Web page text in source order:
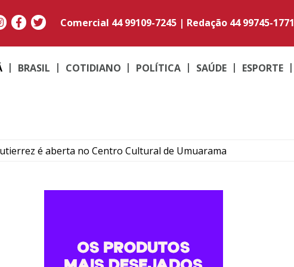
Comercial 44 99109-7245 | Redação 44 99745-1771
BRASIL COTIDIANO POLÍTICA SAÚDE ESPORTE
é aberta no Centro Cultural de Umuarama
de pasta base de cocaína escondida em carreta no PR